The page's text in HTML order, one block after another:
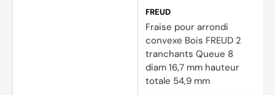
FREUD
Fraise pour arrondi
convexe Bois FREUD 2
tranchants Queue 8
diam 16,7 mm hauteur
totale 54,9 mm